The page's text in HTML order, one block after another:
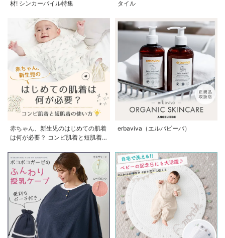
材! シンカーパイル特集 タイル
赤ちゃん、新生児のはじめての肌着
は何が必要？ コンビ肌着と短肌着
erbaviva（エルバビーバ）